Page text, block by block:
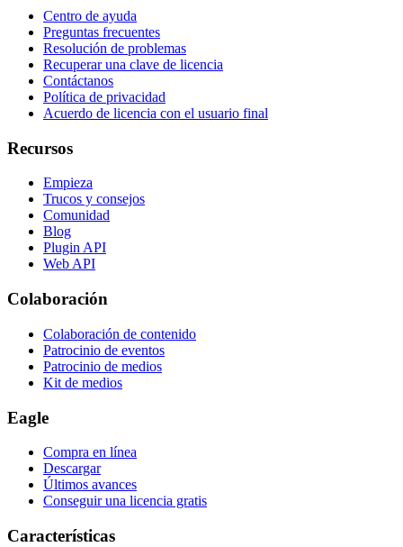
Centro de ayuda
Preguntas frecuentes
Resolución de problemas
Recuperar una clave de licencia
Contáctanos
Política de privacidad
Acuerdo de licencia con el usuario final
Recursos
Empieza
Trucos y consejos
Comunidad
Blog
Plugin API
Web API
Colaboración
Colaboración de contenido
Patrocinio de eventos
Patrocinio de medios
Kit de medios
Eagle
Compra en línea
Descargar
Últimos avances
Conseguir una licencia gratis
Características